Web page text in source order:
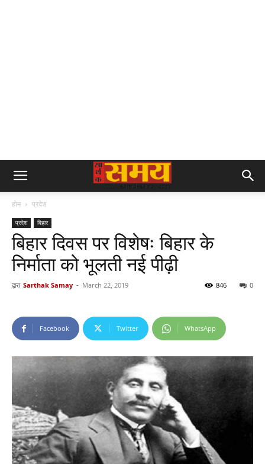
होम प्रदेश
प्रदेश बिहार
बिहार दिवस पर विशेषः बिहार के
निर्माता को भूलती नई पीढ़ी
द्वारा Sarthak Samay - March 22, 2019 0
846
Facebook Twitter WhatsApp